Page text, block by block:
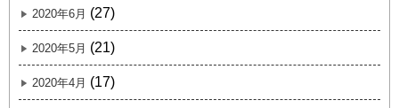
2020年6月 (27)
2020年5月 (21)
2020年4月 (17)